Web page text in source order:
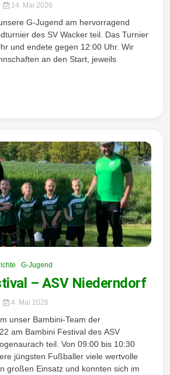
1950
14. Mai 2026
G‑Jugend am hervorragend
des SV Wacker teil. Das Turnier
und endete gegen 12:00 Uhr. Wir
an den Start, jeweils
G-Jugend
– ASV Niederndorf
4. Mai 2026
unser Bambini-Team der
am Bambini Festival des ASV
teil. Von 09:00 bis 10:30
jüngsten Fußballer viele wertvolle
großen Einsatz und konnten sich im